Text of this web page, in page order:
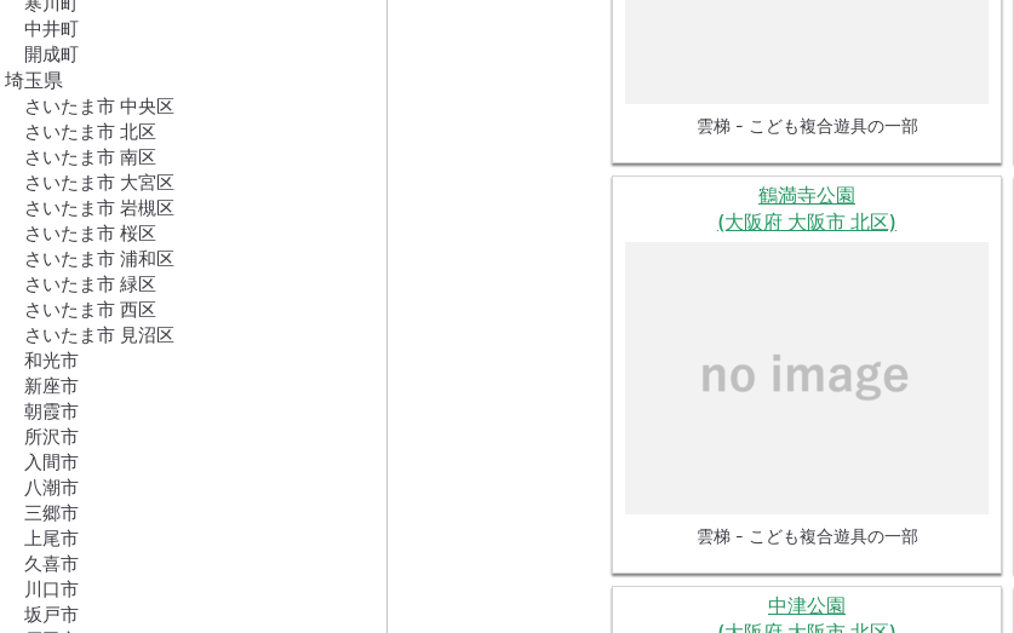
中井町
開成町
埼玉県
さいたま市 中央区
さいたま市 北区
さいたま市 南区
さいたま市 大宮区
さいたま市 岩槻区
さいたま市 桜区
さいたま市 浦和区
さいたま市 緑区
さいたま市 西区
さいたま市 見沼区
和光市
新座市
朝霞市
所沢市
入間市
八潮市
三郷市
上尾市
久喜市
川口市
坂戸市
雲梯 - こども複合遊具の一部
鶴満寺公園
(大阪府 大阪市 北区)
雲梯 - こども複合遊具の一部
中津公園